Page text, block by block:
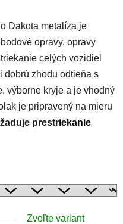
Dakota metalíza je
opravy, opravy
celých vozidiel
dobrú zhodu odtieňa s
výborne kryje a je vhodný
je pripravený na mieru
prestriekanie
Zvoľte variant